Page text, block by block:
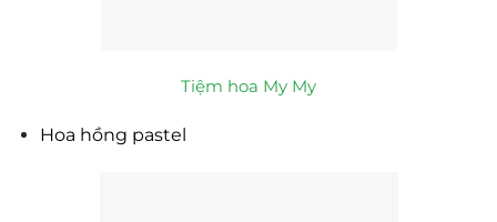
Tiệm hoa My My
Hoa hồng pastel